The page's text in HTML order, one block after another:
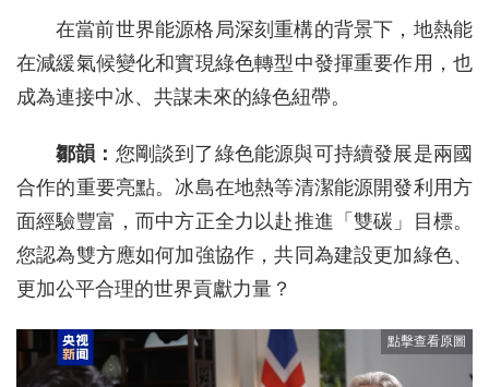
在當前世界能源格局深刻重構的背景下，地熱能
在減緩氣候變化和實現綠色轉型中發揮重要作用，也
成為連接中冰、共謀未來的綠色紐帶。
鄒韻： 您剛談到了綠色能源與可持續發展是兩國
合作的重要亮點。冰島在地熱等清潔能源開發利用方
面經驗豐富，而中方正全力以赴推進「雙碳」目標。
您認為雙方應如何加強協作，共同為建設更加綠色、
更加公平合理的世界貢獻力量？